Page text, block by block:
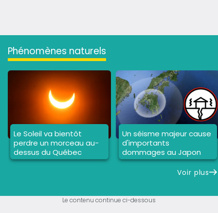
phénomènes naturels
Le Soleil va bientôt
perdre un morceau au-
dessus du Québec
Un séisme majeur cause
d'importants
dommages au Japon
Voir plus
Le contenu continue ci-dessous